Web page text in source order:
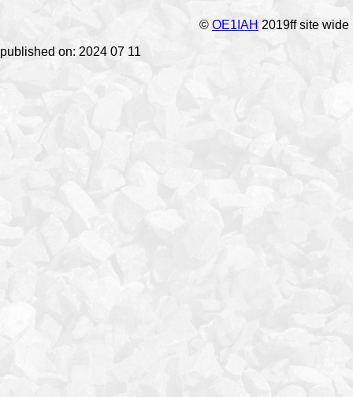
© OE1IAH 2019ff site
published on: 2024 07 11